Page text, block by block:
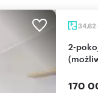
34,62
2-pokojowe mieszkanie w centrum Siemianowic
170